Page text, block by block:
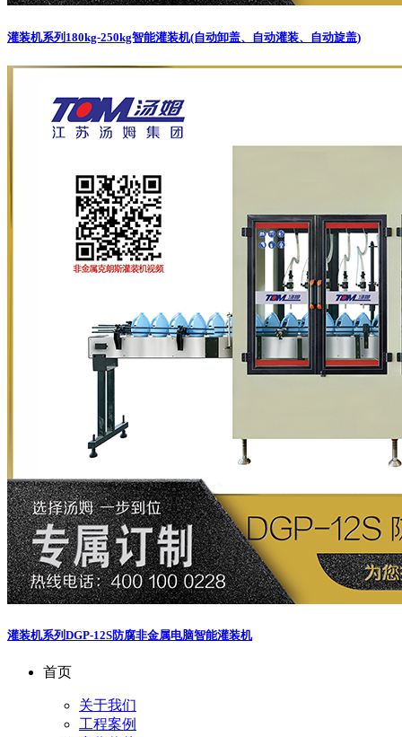
灌装机系列 180kg-250kg智能灌装机(自动卸盖、自动灌装、自动旋盖)
灌装机系列 DGP-12S防腐非金属电脑智能灌装机
首页
关于我们
工程案例